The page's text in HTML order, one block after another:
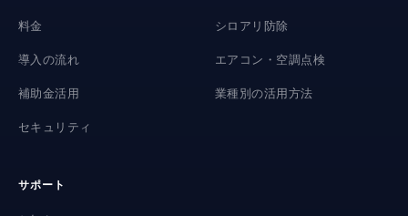
料金
導入の流れ
補助金活用
セキュリティ
シロアリ防除
エアコン・空調点検
業種別の活用方法
サポート